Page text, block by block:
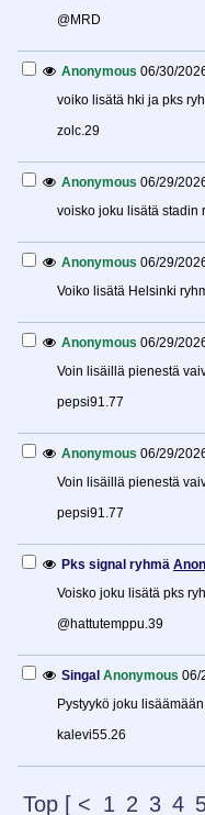
@MRD
Anonymous 06/30/
voiko lisätä hki ja pks
zolc.29
Anonymous 06/29/
voisko joku lisätä stadin
Anonymous 06/29/
Voiko lisätä Helsinki
Anonymous 06/29/
Voin lisäillä pienestä
pepsi91.77
Anonymous 06/29/
Voin lisäillä pienestä
pepsi91.77
Pks signal ryhmä
Voisko joku lisätä pks
@hattutemppu.39
Singal Anonymous 06/
Pystyykö joku
kalevi55.26
Top [ < 1 2 3 4